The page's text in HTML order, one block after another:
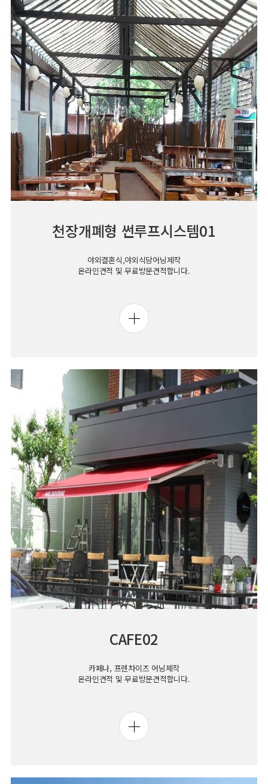
천장개폐형 썬루프시스템01
야외결혼식,야외식당어닝제작
온라인견적 및 무료방문견적합니다.
CAFE02
카페나, 프렌차이즈 어닝제작
온라인견적 및 무료방문견적합니다.